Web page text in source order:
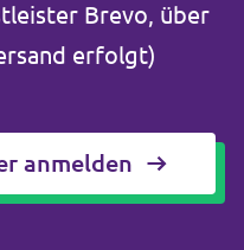
Brevo, über
erfolgt)
anmelden